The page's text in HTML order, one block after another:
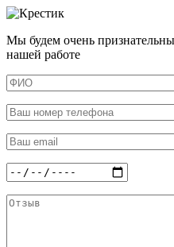
Мы будем очень
нашей работе